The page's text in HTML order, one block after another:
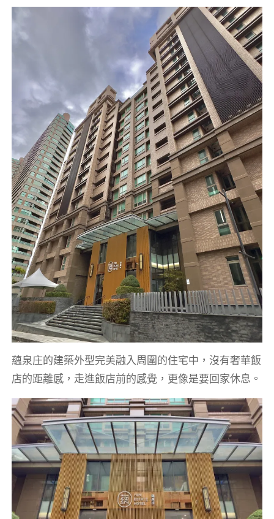
蘊泉庄的建築外型完美融入周圍的住宅中，沒有奢華飯
店的距離感，走進飯店前的感覺，更像是要回家休息。